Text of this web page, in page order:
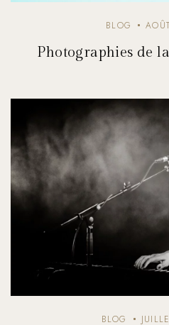
BLOG
Photographies de
BLOG